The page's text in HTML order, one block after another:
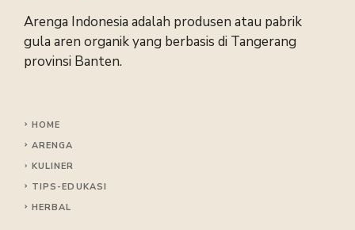
Arenga Indonesia adalah produsen atau pabrik
gula aren organik yang berbasis di Tangerang
provinsi Banten.
HOME
ARENGA
KULINER
TIPS -EDUKASI
HERBAL